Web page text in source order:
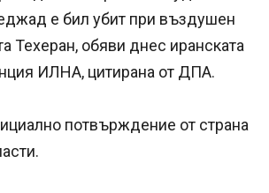
е бил убит при въздушен
Техеран, обяви днес иранската
ИЛНА, цитирана от ДПА.
потвърждение от страна